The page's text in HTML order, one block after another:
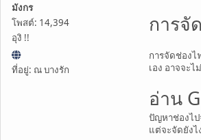
มังกร
โพสต์: 14,394
อุงิ !!
ที่อยู่: ณ บางรัก
การจั
การจัดช่อง
เอง อาจจะ
อ่าน
ปัญหาช่องไป
แต่จะจัดยังไ